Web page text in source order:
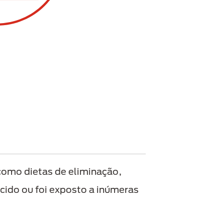
dietas de eliminação,
ou foi exposto a inúmeras